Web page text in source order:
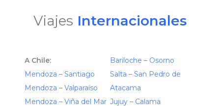
Viajes Internacionales
A Chile:
Mendoza – Santiago
Mendoza – Valparaíso
Mendoza – Viña del Mar
Bariloche – Osorno
Salta – San Pedro de
Atacama
Jujuy – Calama